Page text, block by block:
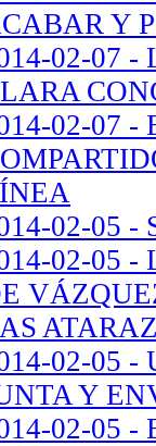
Y
02-07 -
02-07 -
02-05 -
02-05
02-05 -
Y
02-05 -